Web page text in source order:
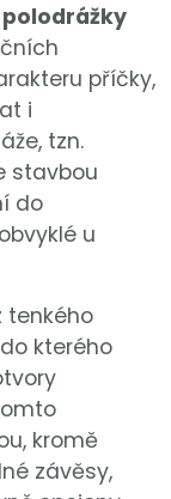
příčky,
i
tzn.
stavbou
do
u
tenkého
kterého
kromě
závěsy,